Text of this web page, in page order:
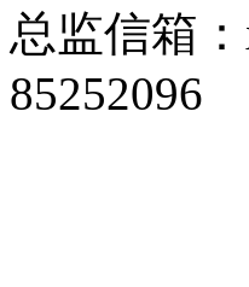
总监信箱
85252096